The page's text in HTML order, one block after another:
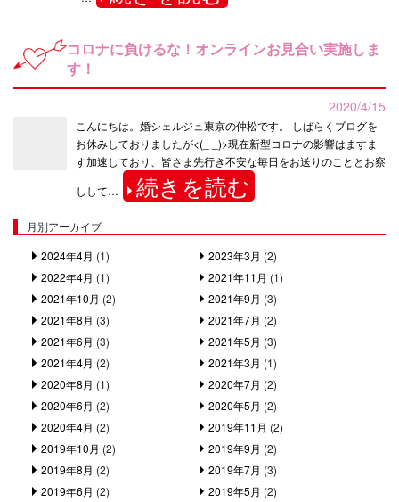
コロナに負けるな！オンラインお見合い実施しま
す！
2020/4/15
こんにちは。婚シェルジュ東京の仲松です。 しばらくブログを
お休みしておりましたが<(_ _)>現在新型コロナの影響はますま
す加速しており、皆さま先行き不安な毎日をお送りのこととお察
しして…
続きを読む
月別アーカイブ
2024年4月 (1) 2023年3月 (2)
2022年4月 (1) 2021年11月 (1)
2021年10月 (2) 2021年9月 (3)
2021年8月 (3) 2021年7月 (2)
2021年6月 (3) 2021年5月 (3)
2021年4月 (2) 2021年3月 (1)
2020年8月 (1) 2020年7月 (2)
2020年6月 (2) 2020年5月 (2)
2020年4月 (2) 2019年11月 (2)
2019年10月 (2) 2019年9月 (2)
2019年8月 (2) 2019年7月 (3)
2019年6月 (2) 2019年5月 (2)